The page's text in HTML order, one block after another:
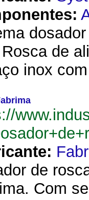
de
inox
de
Com